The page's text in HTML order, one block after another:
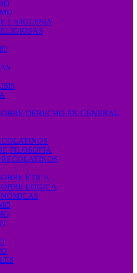
LA IGLESIA
DERECHO EN GENERAL
FILOSOFÍA
ÉTICA
LÓGICA